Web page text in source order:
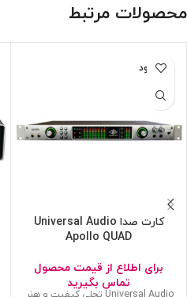
محصولات مرتبط
ناموجود
کارت صدا Universal Audio
Apollo QUAD
برای اطلاع از قیمت محصول
تماس بگیرید